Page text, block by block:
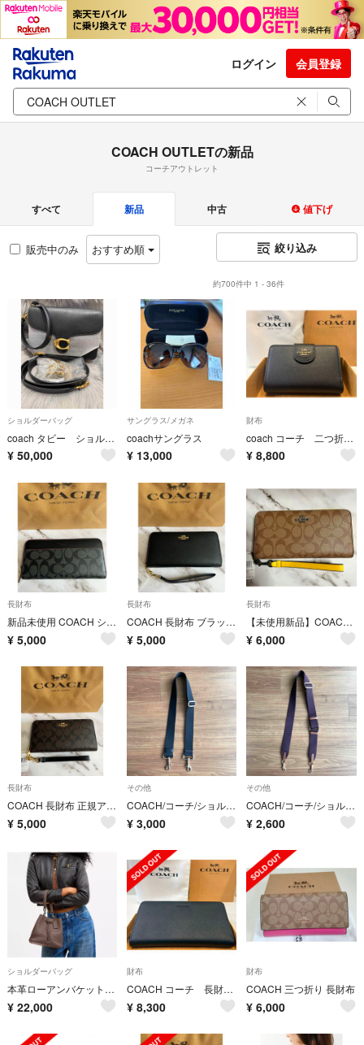
ログイン 会員登録
COACH OUTLETの新品
コーチアウトレット
すべて 新品 中古 値下げ
販売中のみ おすすめ順 絞り込み
約700件中 1 - 36件
ショルダーバッグ
coach タビー ショルダーバッグ ブラック
¥ 50,000
サングラス/メガネ
coachサングラス
¥ 13,000
財布
coach コーチ 二つ折り財布 ブラック
¥ 8,800
長財布
新品未使用 COACH シグネチャーブラック ラウンドファスナー財布
¥ 5,000
長財布
COACH 長財布 ブラック×ゴールド金具 シンプルデザイン ユニセックス A2
¥ 5,000
長財布
【未使用新品】COACH C4452 レザー長財布 シグネチャー柄 ラウンドファスナー ブラウン レディース財布
¥ 6,000
長財布
COACH 長財布 正規アウトレット品 レディース/メンズ ダークブラウン A1
¥ 5,000
その他
COACH/コーチ/ショルダー紐のみ
¥ 3,000
その他
COACH/コーチ/ショルダー紐のみ
¥ 2,600
ショルダーバッグ
本革ローアンバケットバック2way、ダークストーン、 メンズ，レディース
¥ 22,000
財布
COACH コーチ 長財布 レキシントン サフィアーノ レザー ブラック
¥ 8,300
財布
COACH 三つ折り 長財布
¥ 6,000